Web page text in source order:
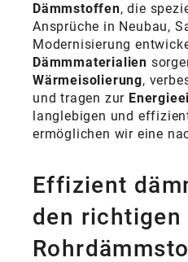
Dämmstoffen, die
Ansprüche in Neubau,
Modernisierung
Dämmmaterialien
Wärmeisolierung,
und tragen zur
langlebigen und
ermöglichen wir eine
Effizient
den richtigen